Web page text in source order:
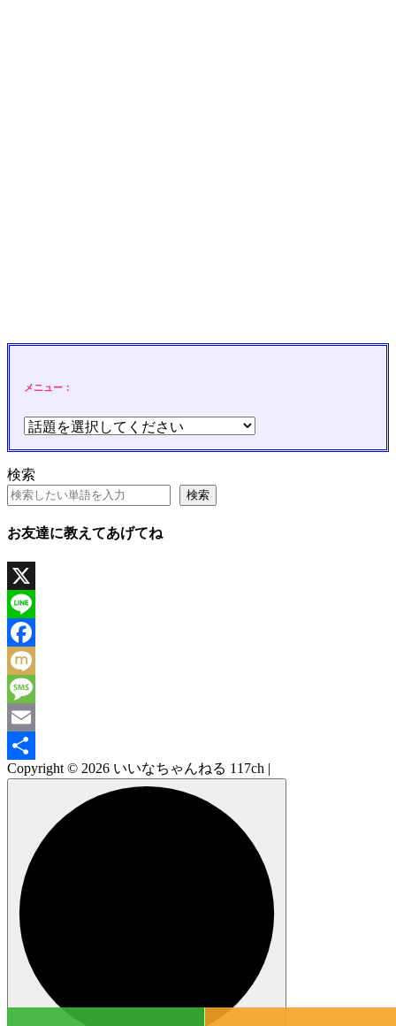
メニュー：
検索
検索
お友達に教えてあげてね
X
Line
Facebook
Mixi
Message
Email
共
Copyright © 2026 いいなちゃんねる 117ch |